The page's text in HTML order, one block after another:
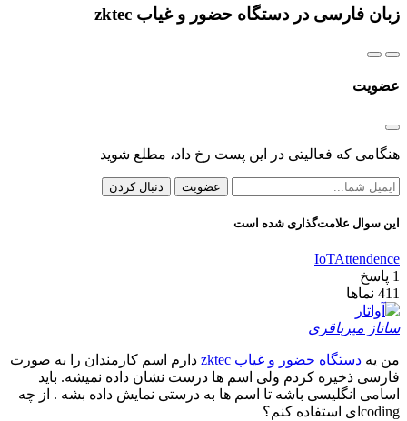
زبان فارسی در دستگاه حضور و غیاب zktec
عضویت
هنگامی که فعالیتی در این پست رخ داد، مطلع شوید
عضویت دنبال کردن
این سوال علامت‌گذاری شده است
IoTAttendence
1 پاسخ
411 نماها
ساناز میرباقری
من یه دستگاه حضور و غیاب zktec
دارم اسم کارمندان را به صورت
فارسی ذخیره کردم ولی اسم ها درست نشان داده نمیشه. باید
اسامی انگلیسی باشه تا اسم ها به درستی نمایش داده بشه . از چه
codingای استفاده کنم؟